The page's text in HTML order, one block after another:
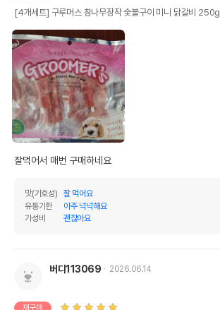
[4개세트] 구루머스 참나무장작 숯불구이 미니 닭갈비 250g
잘먹어서 매번 구매하네요
맛(기호성)
잘 먹어요
유통기한
아주 넉넉해요
가성비
괜찮아요
버디113069 2026.06.14
재구매